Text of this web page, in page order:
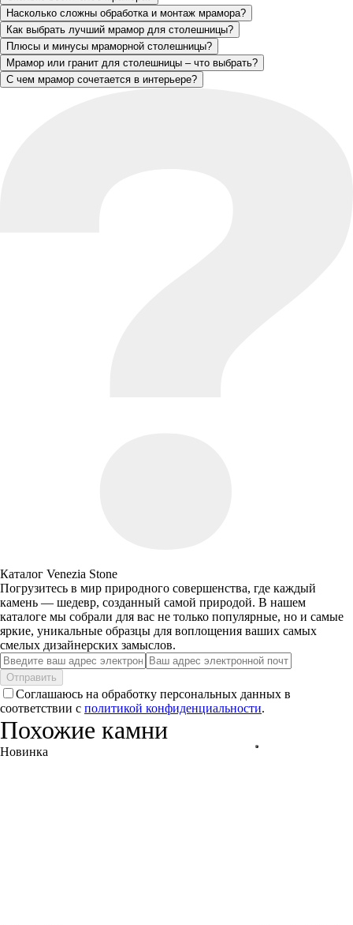
Насколько сложны обработка и монтаж мрамора?
Как выбрать лучший мрамор для столешницы?
Плюсы и минусы мраморной столешницы?
Мрамор или гранит для столешницы – что выбрать?
С чем мрамор сочетается в интерьере?
Каталог Venezia Stone
Погрузитесь в мир природного совершенства, где каждый
камень — шедевр, созданный самой природой. В нашем
каталоге мы собрали для вас не только популярные, но и самые
яркие, уникальные образцы для воплощения ваших самых
смелых дизайнерских замыслов.
Отправить
Соглашаюсь на обработку персональных данных в
соответствии с политикой конфиденциальности.
Похожие камни
Новинка